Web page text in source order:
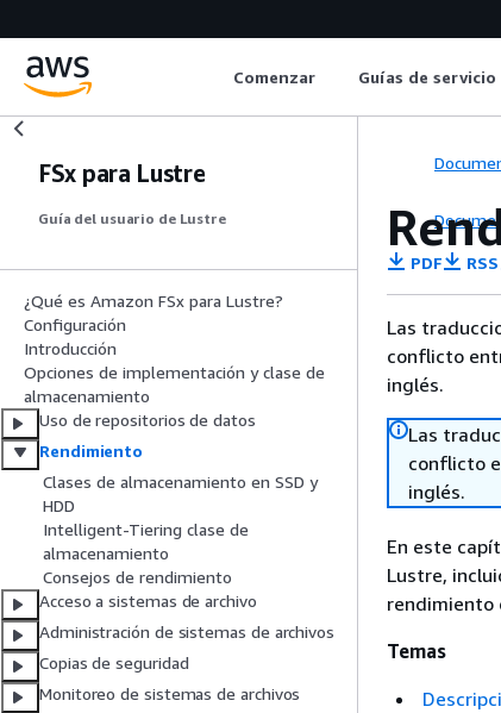
Comenzar Guías de servicio
FSx para Lustre
Guía del usuario de Lustre
¿Qué es Amazon FSx para Lustre?
Configuración
Introducción
Opciones de implementación y clase de
almacenamiento
Uso de repositorios de datos
Rendimiento
Clases de almacenamiento en SSD y
HDD
Intelligent-Tiering clase de
almacenamiento
Consejos de rendimiento
Acceso a sistemas de archivo
Administración de sistemas de archivos
Copias de seguridad
Monitoreo de sistemas de archivos
PDF RSS
Las
conflicto
inglés.
Las
conflicto
inglés.
En este
Lustre,
rendimiento
Temas